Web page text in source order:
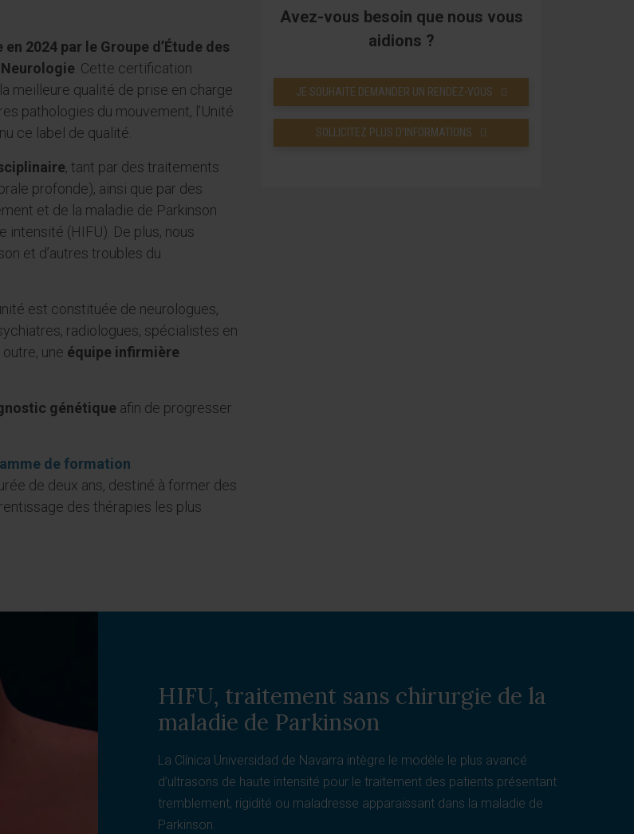
2024 par le Groupe d’Étude des
. Cette certification
meilleure qualité de prise en charge
pathologies du mouvement, l’Unité
ce label de qualité.
, tant par des traitements
profonde), ainsi que par des
et de la maladie de Parkinson
intensité (HIFU). De plus, nous
et d’autres troubles du
est constituée de neurologues,
radiologues, spécialistes en
une équipe infirmière
génétique afin de progresser
de formation
de deux ans, destiné à former des
des thérapies les plus
Avez-vous besoin que nous vous
aidions ?
JE SOUHAITE DEMANDER UN RENDEZ-VOUS
SOLLICITEZ PLUS D’INFORMATIONS
HIFU, traitement sans chirurgie de la
maladie de Parkinson
La Clínica Universidad de Navarra intègre le modèle le plus avancé
d’ultrasons de haute intensité pour le traitement des patients présentant
tremblement, rigidité ou maladresse apparaissant dans la maladie de
Parkinson.